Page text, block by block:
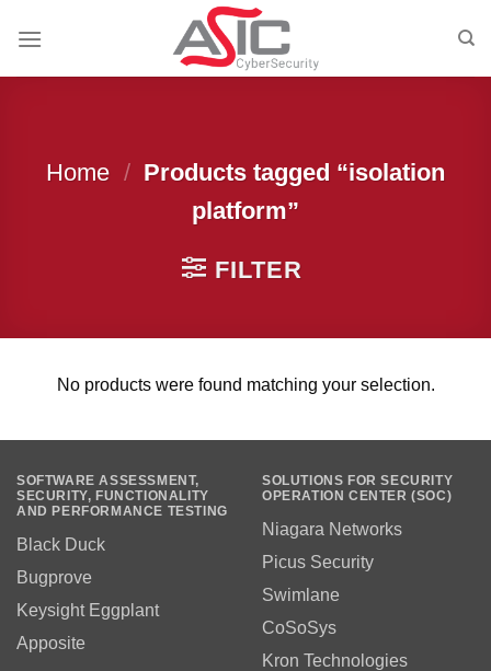
Home / Products tagged “isolation
platform”
FILTER
No products were found matching your selection.
SOFTWARE ASSESSMENT,
SECURITY, FUNCTIONALITY
AND PERFORMANCE TESTING
Black Duck
Bugprove
Keysight Eggplant
Apposite
SOLUTIONS FOR SECURITY
OPERATION CENTER (SOC)
Niagara Networks
Picus Security
Swimlane
CoSoSys
Kron Technologies